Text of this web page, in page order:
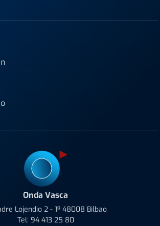
Onda Vasca
Lojendio 2 - 1º 48008 Bilbao
Tel: 94 413 25 80